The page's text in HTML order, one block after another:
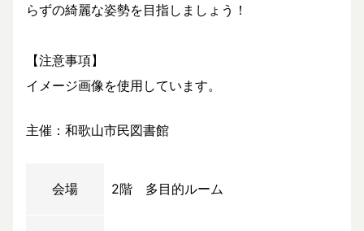
らずの綺麗な姿勢を目指しましょう！
​【注意事項】
イメージ画像を使用しています。
主催：和歌山市民図書館
会場 2階 多目的ルーム